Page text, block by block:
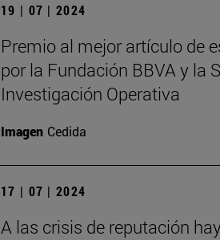
19 | 07 | 2024
Premio al mejor artículo de
por la Fundación BBVA y la
Investigación Operativa
Imagen Cedida
17 | 07 | 2024
A las crisis de reputación